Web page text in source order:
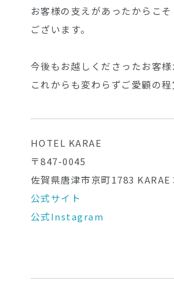
お客様の支えがあったからこ
ございます。
今後もお越しくださったお客
これからも変わらずご愛顧の
HOTEL KARAE
〒847-0045
佐賀県唐津市京町1783 KARAE
公式サイト
公式Instagram